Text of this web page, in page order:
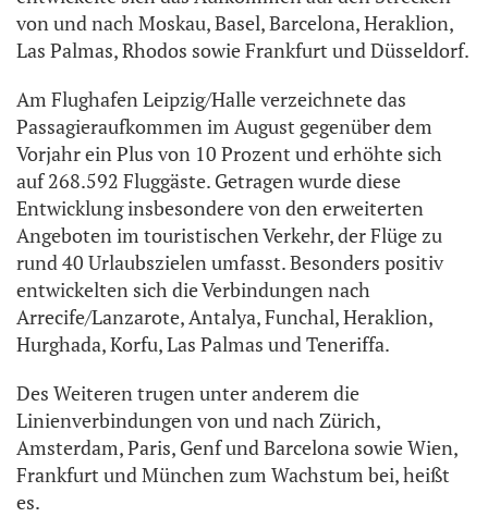
von und nach Moskau, Basel, Barcelona, Heraklion,
Las Palmas, Rhodos sowie Frankfurt und Düsseldorf.
Am Flughafen Leipzig/Halle verzeichnete das
Passagieraufkommen im August gegenüber dem
Vorjahr ein Plus von 10 Prozent und erhöhte sich
auf 268.592 Fluggäste. Getragen wurde diese
Entwicklung insbesondere von den erweiterten
Angeboten im touristischen Verkehr, der Flüge zu
rund 40 Urlaubszielen umfasst. Besonders positiv
entwickelten sich die Verbindungen nach
Arrecife/Lanzarote, Antalya, Funchal, Heraklion,
Hurghada, Korfu, Las Palmas und Teneriffa.
Des Weiteren trugen unter anderem die
Linienverbindungen von und nach Zürich,
Amsterdam, Paris, Genf und Barcelona sowie Wien,
Frankfurt und München zum Wachstum bei, heißt
es.